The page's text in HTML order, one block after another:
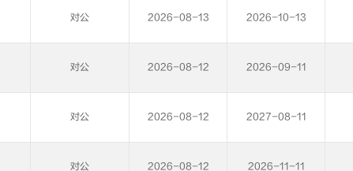
对公 2026-08-13 2026-10-13
对公 2026-08-12 2026-09-11
对公 2026-08-12 2027-08-11
对公 2026-08-12 2026-11-11